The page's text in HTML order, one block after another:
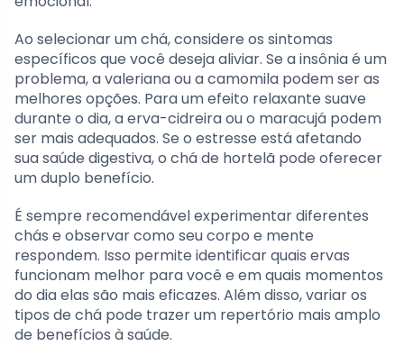
Ao selecionar um chá, considere os sintomas
específicos que você deseja aliviar. Se a insônia é um
problema, a valeriana ou a camomila podem ser as
melhores opções. Para um efeito relaxante suave
durante o dia, a erva-cidreira ou o maracujá podem
ser mais adequados. Se o estresse está afetando
sua saúde digestiva, o chá de hortelã pode oferecer
um duplo benefício.
É sempre recomendável experimentar diferentes
chás e observar como seu corpo e mente
respondem. Isso permite identificar quais ervas
funcionam melhor para você e em quais momentos
do dia elas são mais eficazes. Além disso, variar os
tipos de chá pode trazer um repertório mais amplo
de benefícios à saúde.